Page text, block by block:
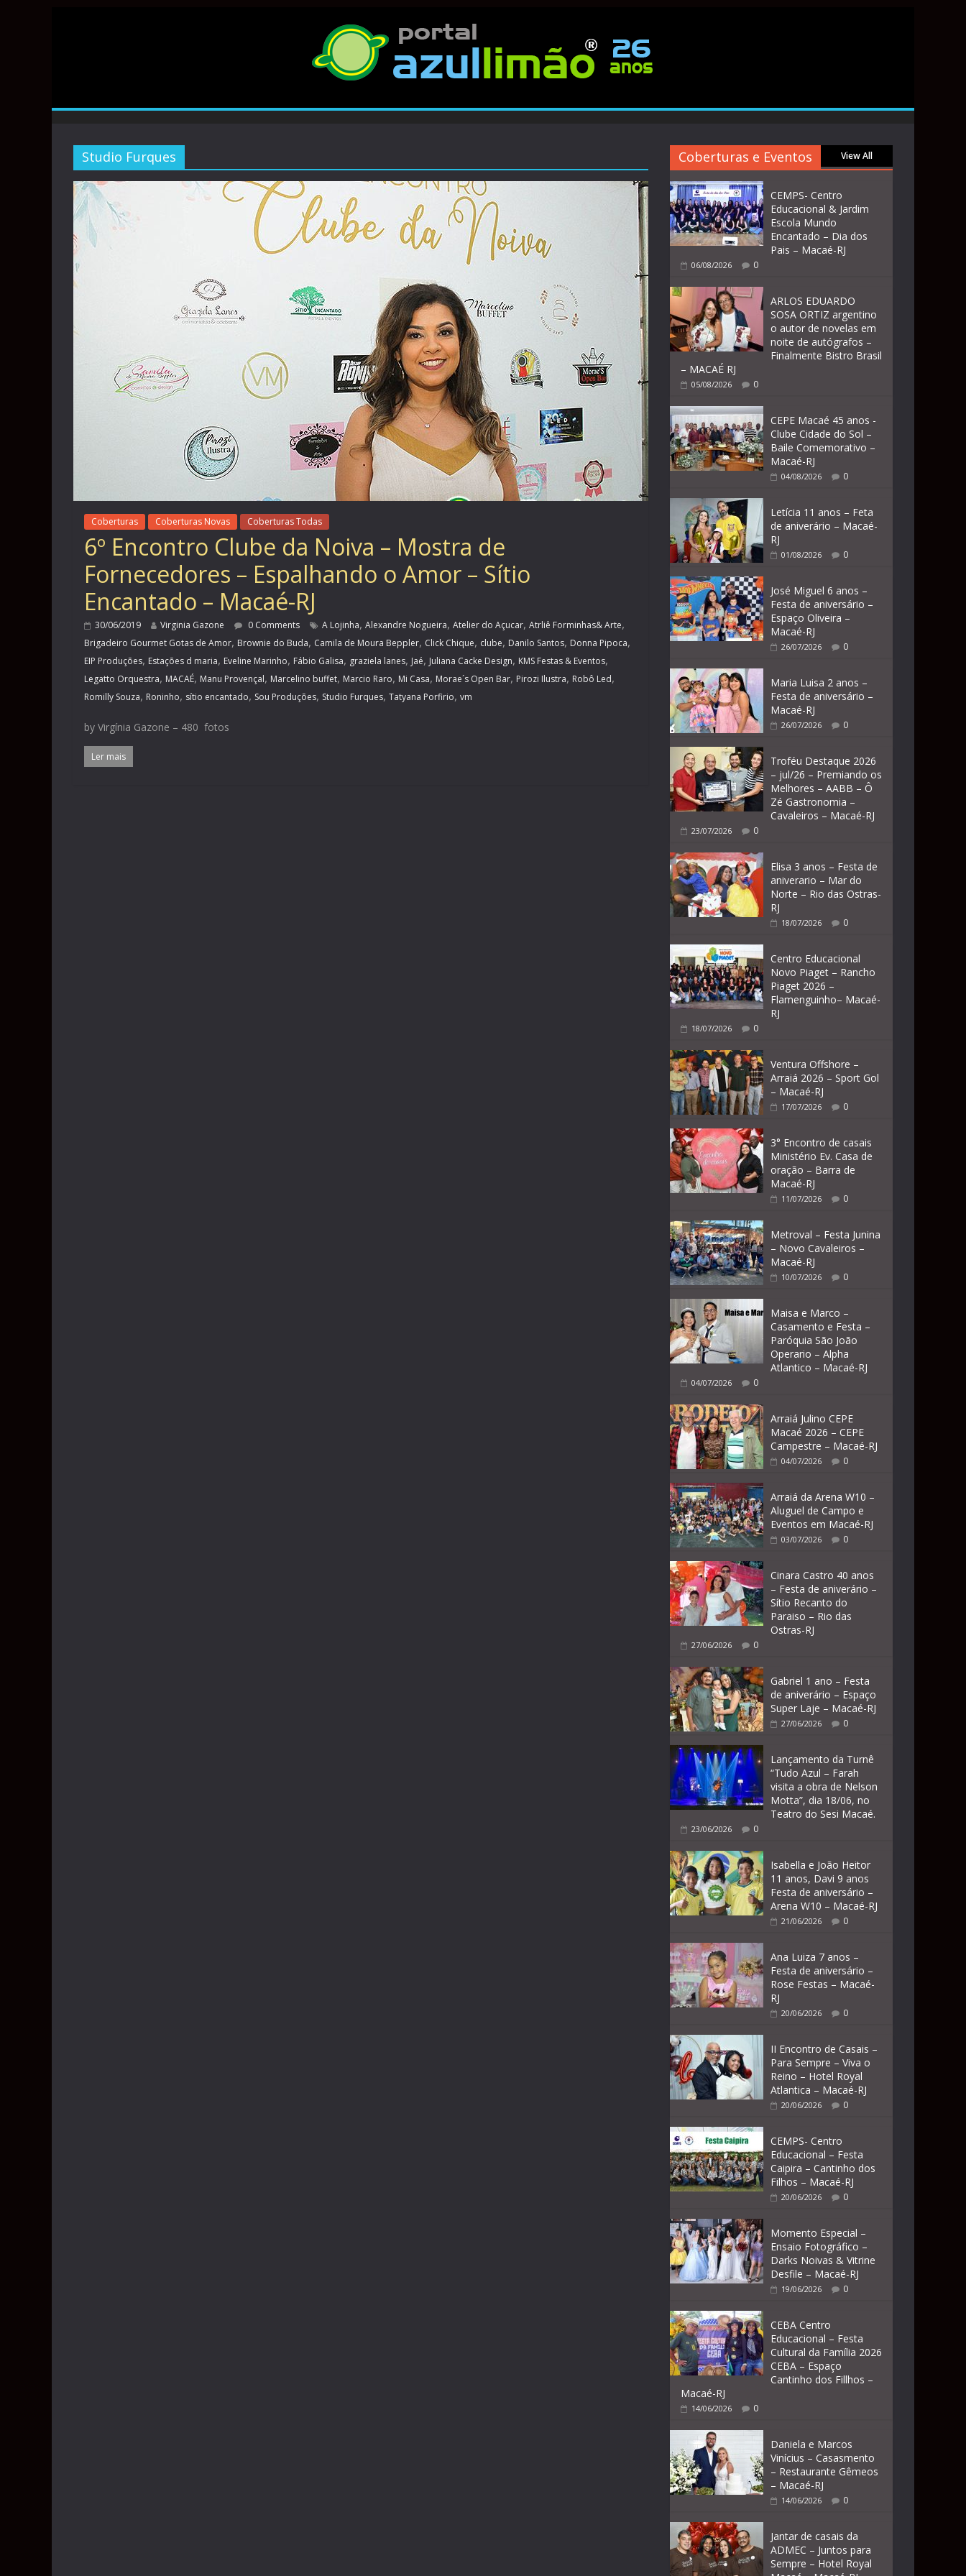
Studio Furques
Coberturas Coberturas Novas Coberturas Todas
6º Encontro Clube da Noiva – Mostra de
Fornecedores – Espalhando o Amor – Sítio
Encantado – Macaé-RJ
30/06/2019 Virginia Gazone 0 Comments A Lojinha, Alexandre Nogueira, Atelier do Açucar, Atrliê Forminhas& Arte,
Brigadeiro Gourmet Gotas de Amor, Brownie do Buda, Camila de Moura Beppler, Click Chique, clube, Danilo Santos, Donna Pipoca,
EIP Produções, Estações d maria, Eveline Marinho, Fábio Galisa, graziela lanes, Jaé, Juliana Cacke Design, KMS Festas & Eventos,
Legatto Orquestra, MACAÉ, Manu Provençal, Marcelino buffet, Marcio Raro, Mi Casa, Morae´s Open Bar, Pirozi Ilustra, Robô Led,
Romilly Souza, Roninho, sítio encantado, Sou Produções, Studio Furques, Tatyana Porfirio, vm
by Virgínia Gazone – 480 fotos
Ler mais
Coberturas e Eventos View All
CEMPS- Centro
Educacional & Jardim
Escola Mundo
Encantado – Dia dos
Pais – Macaé-RJ
06/08/2026 0
ARLOS EDUARDO
SOSA ORTIZ argentino
o autor de novelas em
noite de autógrafos –
Finalmente Bistro Brasil
– MACAÉ RJ
05/08/2026 0
CEPE Macaé 45 anos -
Clube Cidade do Sol –
Baile Comemorativo –
Macaé-RJ
04/08/2026 0
Letícia 11 anos – Feta
de aniverário – Macaé-
RJ
01/08/2026 0
José Miguel 6 anos –
Festa de aniversário –
Espaço Oliveira –
Macaé-RJ
26/07/2026 0
Maria Luisa 2 anos –
Festa de aniversário –
Macaé-RJ
26/07/2026 0
Troféu Destaque 2026
– jul/26 – Premiando os
Melhores – AABB – Ô
Zé Gastronomia –
Cavaleiros – Macaé-RJ
23/07/2026 0
Elisa 3 anos – Festa de
aniverario – Mar do
Norte – Rio das Ostras-
RJ
18/07/2026 0
Centro Educacional
Novo Piaget – Rancho
Piaget 2026 –
Flamenguinho– Macaé-
RJ
18/07/2026 0
Ventura Offshore –
Arraiá 2026 – Sport Gol
– Macaé-RJ
17/07/2026 0
3° Encontro de casais
Ministério Ev. Casa de
oração – Barra de
Macaé-RJ
11/07/2026 0
Metroval – Festa Junina
– Novo Cavaleiros –
Macaé-RJ
10/07/2026 0
Maisa e Marco –
Casamento e Festa –
Paróquia São João
Operario – Alpha
Atlantico – Macaé-RJ
04/07/2026 0
Arraiá Julino CEPE
Macaé 2026 – CEPE
Campestre – Macaé-RJ
04/07/2026 0
Arraiá da Arena W10 –
Aluguel de Campo e
Eventos em Macaé-RJ
03/07/2026 0
Cinara Castro 40 anos
– Festa de aniverário –
Sítio Recanto do
Paraiso – Rio das
Ostras-RJ
27/06/2026 0
Gabriel 1 ano – Festa
de aniverário – Espaço
Super Laje – Macaé-RJ
27/06/2026 0
Lançamento da Turnê
“Tudo Azul – Farah
visita a obra de Nelson
Motta”, dia 18/06, no
Teatro do Sesi Macaé.
23/06/2026 0
Isabella e João Heitor
11 anos, Davi 9 anos
Festa de aniversário –
Arena W10 – Macaé-RJ
21/06/2026 0
Ana Luiza 7 anos –
Festa de aniversário –
Rose Festas – Macaé-
RJ
20/06/2026 0
II Encontro de Casais –
Para Sempre – Viva o
Reino – Hotel Royal
Atlantica – Macaé-RJ
20/06/2026 0
CEMPS- Centro
Educacional – Festa
Caipira – Cantinho dos
Filhos – Macaé-RJ
20/06/2026 0
Momento Especial –
Ensaio Fotográfico –
Darks Noivas & Vitrine
Desfile – Macaé-RJ
19/06/2026 0
CEBA Centro
Educacional – Festa
Cultural da Família 2026
CEBA – Espaço
Cantinho dos Fillhos –
Macaé-RJ
14/06/2026 0
Daniela e Marcos
Vinícius – Casasmento
– Restaurante Gêmeos
– Macaé-RJ
14/06/2026 0
Jantar de casais da
ADMEC – Juntos para
Sempre – Hotel Royal